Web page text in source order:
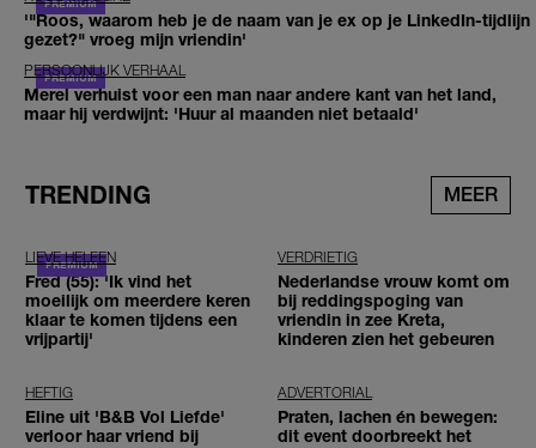
'"Roos, waarom heb je de naam van je ex op je LinkedIn-tijdlijn
gezet?" vroeg mijn vriendin'
PERSOONLIJK VERHAAL
Merel verhuist voor een man naar andere kant van het land,
maar hij verdwijnt: 'Huur al maanden niet betaald'
TRENDING MEER
LIEVE HELEEN
Fred (55): 'Ik vind het
moeilijk om meerdere keren
klaar te komen tijdens een
vrijpartij'
VERDRIETIG
Nederlandse vrouw komt om
bij reddingspoging van
vriendin in zee Kreta,
kinderen zien het gebeuren
HEFTIG
Eline uit 'B&B Vol Liefde'
verloor haar vriend bij
ADVERTORIAL
Praten, lachen én bewegen:
dit event doorbreekt het